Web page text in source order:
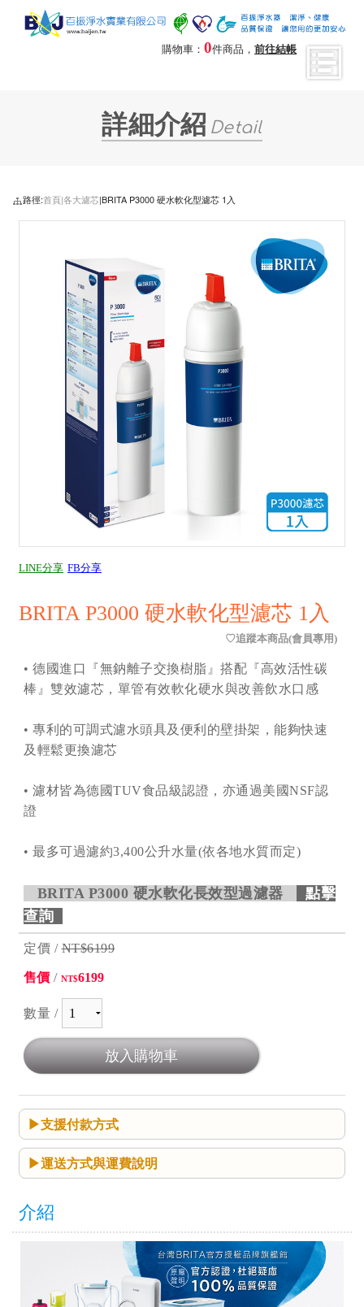
購物車： 0件商品， 前往結帳
詳細介紹 Detail
路徑:首頁|各大濾芯|BRITA P3000 硬水軟化型濾芯 1入
LINE分享 FB分享
BRITA P3000 硬水軟化型濾芯 1入
• 德國進口『無鈉離子交換樹脂』搭配『高效活性碳
棒』雙效濾芯，單管有效軟化硬水與改善飲水口感
• 專利的可調式濾水頭具及便利的壁掛架，能夠快速
及輕鬆更換濾芯
• 濾材皆為德國TUV食品級認證，亦通過美國NSF認
證
• 最多可過濾約3,400公升水量(依各地水質而定)
BRITA P3000 硬水軟化長效型過濾器
點擊
查詢
定價 /NT$6199
售價 / NT$6199
數量 /
支援付款方式
運送方式與運費說明
介紹